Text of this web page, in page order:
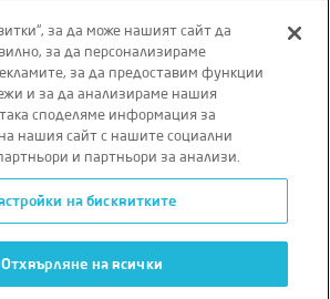
Правила и условия
на уебсайта
за да може нашият сайт да
за да персонализираме
за да предоставим функции
и за да анализираме нашия
споделяме информация за
нашия сайт с нашите социални
и партньори за анализи.
на бисквитките
Отхвърляне на всички